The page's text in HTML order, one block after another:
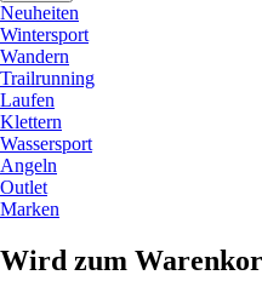
Neuheiten
Wintersport
Wandern
Trailrunning
Laufen
Klettern
Wassersport
Angeln
Outlet
Marken
Wird zum